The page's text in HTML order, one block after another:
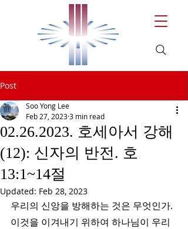
Post
02.26.2023. 호세아서 강해
(12): 신자의 반전. 호
13:1~14절
Soo Yong Lee
Feb 27, 20233 min read
Updated: Feb 28, 2023
우리의 신앙을 방해하는 것은 무엇인가.
이것을 이겨내기 위하여 하나님이 우리